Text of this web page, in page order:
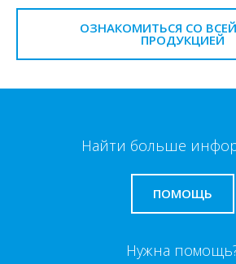
ОЗНАКОМИТЬСЯ СО
ПРОДУКЦИЕЙ
Найти больше
ПОМОЩЬ
Нужна